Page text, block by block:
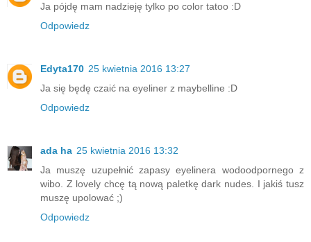
Ja pójdę mam nadzieję tylko po color tatoo :D
Odpowiedz
Edyta170 25 kwietnia 2016 13:27
Ja się będę czaić na eyeliner z maybelline :D
Odpowiedz
ada ha 25 kwietnia 2016 13:32
Ja muszę uzupełnić zapasy eyelinera wodoodpornego z
wibo. Z lovely chcę tą nową paletkę dark nudes. I jakiś tusz
muszę upolować ;)
Odpowiedz